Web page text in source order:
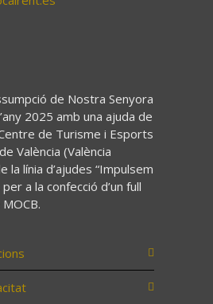
de Nostra Senyora
2025 amb una ajuda de
de Turisme i Esports
València (València
la línia d’ajudes “Impulsem
a la confecció d’un full